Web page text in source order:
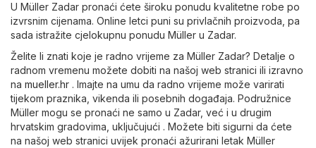
U Müller Zadar pronaći ćete široku ponudu kvalitetne robe po
izvrsnim cijenama. Online letci puni su privlačnih proizvoda, pa
sada istražite cjelokupnu ponudu Müller u Zadar.
Želite li znati koje je radno vrijeme za Müller Zadar? Detalje o
radnom vremenu možete dobiti na našoj web stranici ili izravno
na mueller.hr . Imajte na umu da radno vrijeme može varirati
tijekom praznika, vikenda ili posebnih događaja. Podružnice
Müller mogu se pronaći ne samo u Zadar, već i u drugim
hrvatskim gradovima, uključujući . Možete biti sigurni da ćete
na našoj web stranici uvijek pronaći ažurirani letak Müller